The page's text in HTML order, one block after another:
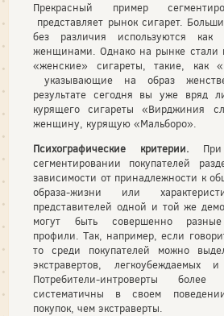
Прекрасный пример
представляет рынок сигарет.
без различия используются
женщинами. Однако на рынке стали
«женские» сигареты, такие, как
указывающие на образ
результате сегодня вы уже вряд
курящего сигареты «Вирджиния
женщину, курящую «Мальборо».
Психографические критерии. При
сегментировании покупателей
зависи­мости от принадлежности к
образа-жизни или
представителей одной и той же
могут быть совершенно разные
профили. Так, например, если
то среди покупателей можно
экстравертов, легкоубеждаемых
Потребители-интроверты
систематичны в своем
покупок, чем экстраверты.